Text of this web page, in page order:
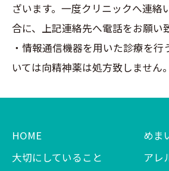
ざいます。一度クリニックへ連絡
合に、上記連絡先へ電話をお願い
・情報通信機器を用いた診療を行
いては向精神薬は処方致しません。
HOME
大切にしていること
めま
アレ